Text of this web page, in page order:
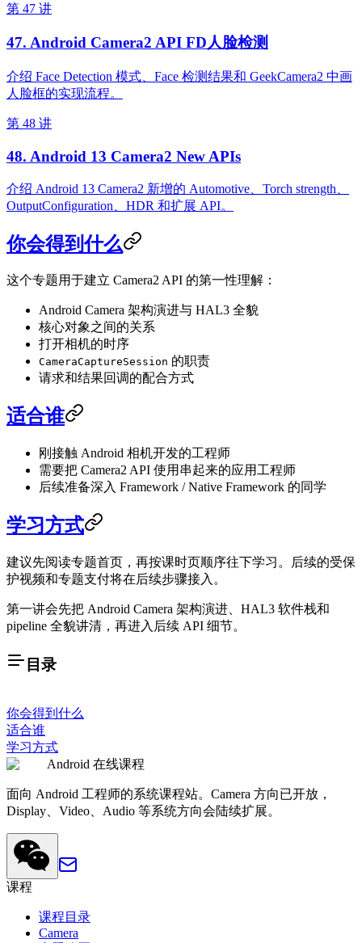
第 47 讲
47. Android Camera2 API FD人脸检测
介绍 Face Detection 模式、Face 检测结果和 GeekCamera2 中画
人脸框的实现流程。
第 48 讲
48. Android 13 Camera2 New APIs
介绍 Android 13 Camera2 新增的 Automotive、Torch strength、
OutputConfiguration、HDR 和扩展 API。
你会得到什么
这个专题用于建立 Camera2 API 的第一性理解：
Android Camera 架构演进与 HAL3 全貌
核心对象之间的关系
打开相机的时序
CameraCaptureSession 的职责
请求和结果回调的配合方式
适合谁
刚接触 Android 相机开发的工程师
需要把 Camera2 API 使用串起来的应用工程师
后续准备深入 Framework / Native Framework 的同学
学习方式
建议先阅读专题首页，再按课时页顺序往下学习。后续的受保
护视频和专题支付将在后续步骤接入。
第一讲会先把 Android Camera 架构演进、HAL3 软件栈和
pipeline 全貌讲清，再进入后续 API 细节。
目录
你会得到什么
适合谁
学习方式
Android 在线课程
面向 Android 工程师的系统课程站。Camera 方向已开放，
Display、Video、Audio 等系统方向会陆续扩展。
课程
课程目录
Camera